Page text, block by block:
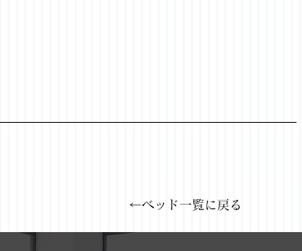
←ベッド一覧に戻る